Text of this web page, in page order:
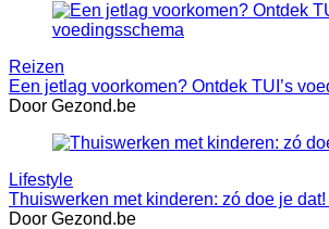
Reizen
Een jetlag voorkomen? Ontdek TUI’s
Door Gezond.be
Lifestyle
Thuiswerken met kinderen: zó doe je dat!
Door Gezond.be